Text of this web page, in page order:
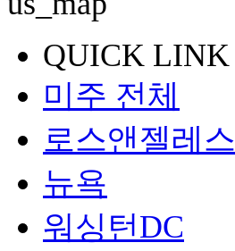
QUICK LINK
미주 전체
로스앤젤레스
뉴욕
워싱턴DC